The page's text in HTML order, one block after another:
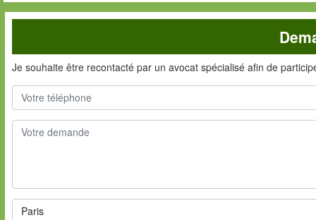
Je souhaite être recontacté par un avocat spécialisé afin de